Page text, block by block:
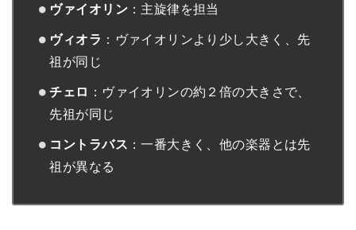
ヴァイオリン：主旋律を担当
ヴィオラ ：ヴァイオリンより少し大きく、先
祖が同じ
チェロ ：ヴァイオリンの約２倍の大きさで、
先祖が同じ
コントラバス ：一番大きく、他の楽器とは先
祖が異なる